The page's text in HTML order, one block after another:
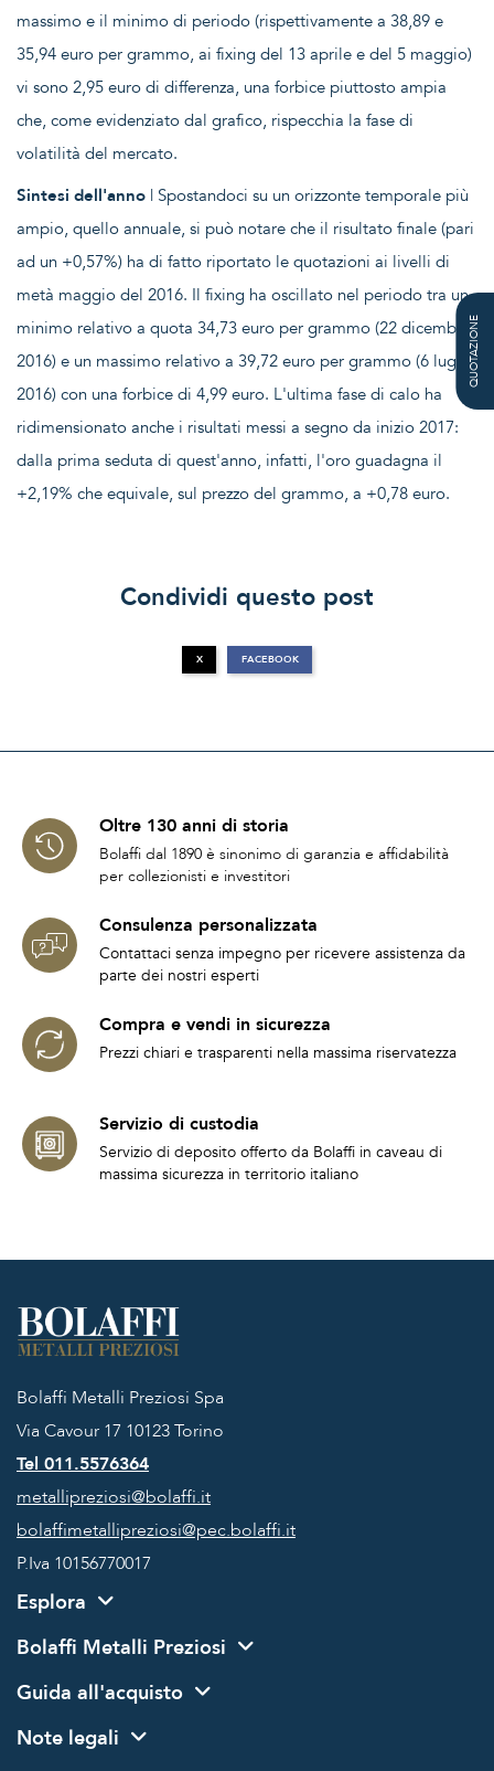
massimo e il minimo di periodo (rispettivamente a 38,89 e
35,94 euro per grammo, ai fixing del 13 aprile e del 5 maggio)
vi sono 2,95 euro di differenza, una forbice piuttosto ampia
che, come evidenziato dal grafico, rispecchia la fase di
volatilità del mercato.
Sintesi dell'anno | Spostandoci su un orizzonte temporale più
ampio, quello annuale, si può notare che il risultato finale (pari
ad un +0,57%) ha di fatto riportato le quotazioni ai livelli di
metà maggio del 2016. Il fixing ha oscillato nel periodo tra un
minimo relativo a quota 34,73 euro per grammo (22 dicembre
2016) e un massimo relativo a 39,72 euro per grammo (6 luglio
2016) con una forbice di 4,99 euro. L'ultima fase di calo ha
ridimensionato anche i risultati messi a segno da inizio 2017:
dalla prima seduta di quest'anno, infatti, l'oro guadagna il
+2,19% che equivale, sul prezzo del grammo, a +0,78 euro.
Condividi questo post
X FACEBOOK
Oltre 130 anni di storia
Bolaffi dal 1890 è sinonimo di garanzia e affidabilità
per collezionisti e investitori
Consulenza personalizzata
Contattaci senza impegno per ricevere assistenza da
parte dei nostri esperti
Compra e vendi in sicurezza
Prezzi chiari e trasparenti nella massima riservatezza
Servizio di custodia
Servizio di deposito offerto da Bolaffi in caveau di
massima sicurezza in territorio italiano
QUOTAZIONE
Bolaffi Metalli Preziosi Spa
Via Cavour 17 10123 Torino
Tel 011.5576364
metallipreziosi@bolaffi.it
bolaffimetallipreziosi@pec.bolaffi.it
P.Iva 10156770017
Esplora
Bolaffi Metalli Preziosi
Guida all'acquisto
Note legali